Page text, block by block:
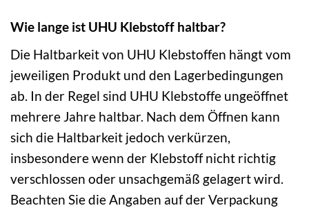
Wie lange ist UHU Klebstoff haltbar?
Die Haltbarkeit von UHU Klebstoffen hängt vom
jeweiligen Produkt und den Lagerbedingungen
ab. In der Regel sind UHU Klebstoffe ungeöffnet
mehrere Jahre haltbar. Nach dem Öffnen kann
sich die Haltbarkeit jedoch verkürzen,
insbesondere wenn der Klebstoff nicht richtig
verschlossen oder unsachgemäß gelagert wird.
Beachten Sie die Angaben auf der Verpackung